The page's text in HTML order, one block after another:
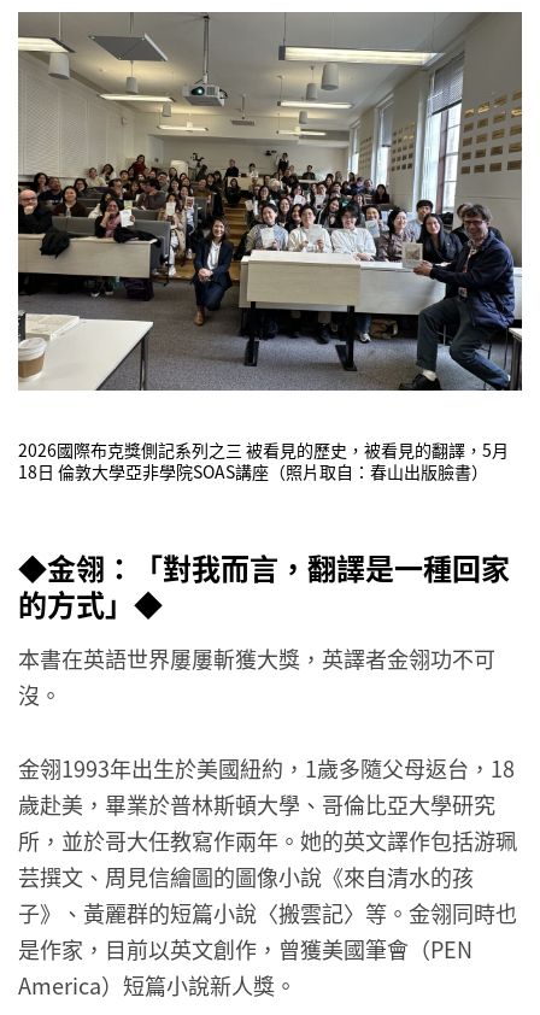
2026國際布克獎側記系列之三 被看見的歷史，被看見的翻譯，5月
18日 倫敦大學亞非學院SOAS講座（照片取自：春山出版臉書）
◆金翎：「對我而言，翻譯是一種回家
的方式」◆
本書在英語世界屢屢斬獲大獎，英譯者金翎功不可
沒。
金翎1993年出生於美國紐約，1歲多隨父母返台，18
歲赴美，畢業於普林斯頓大學、哥倫比亞大學研究
所，並於哥大任教寫作兩年。她的英文譯作包括游珮
芸撰文、周見信繪圖的圖像小說《來自清水的孩
子》、黃麗群的短篇小說〈搬雲記〉等。金翎同時也
是作家，目前以英文創作，曾獲美國筆會（PEN
America）短篇小說新人獎。